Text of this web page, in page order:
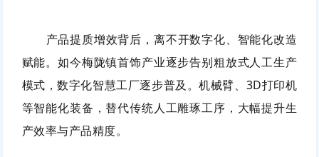
产品提质增效背后，离不开数字化、智能化改造
赋能。如今梅陇镇首饰产业逐步告别粗放式人工生产
模式，数字化智慧工厂逐步普及。机械臂、3D打印机
等智能化装备，替代传统人工雕琢工序，大幅提升生
产效率与产品精度。